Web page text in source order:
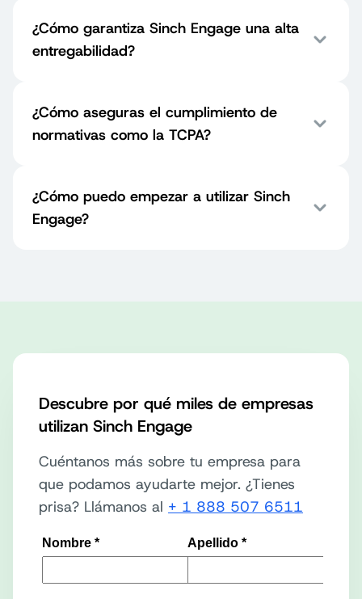
¿Cómo garantiza Sinch Engage una alta
entregabilidad?
¿Cómo aseguras el cumplimiento de
normativas como la TCPA?
¿Cómo puedo empezar a utilizar Sinch
Engage?
Descubre por qué miles de empresas
utilizan Sinch Engage
Cuéntanos más sobre tu empresa para
que podamos ayudarte mejor. ¿Tienes
prisa? Llámanos al + 1 888 507 6511